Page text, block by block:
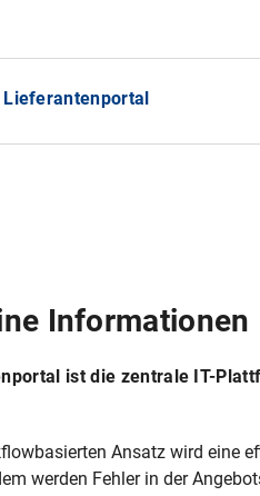
Lieferantenportal
Informationen
ist die zentrale IT-
Ansatz wird eine
werden Fehler in der